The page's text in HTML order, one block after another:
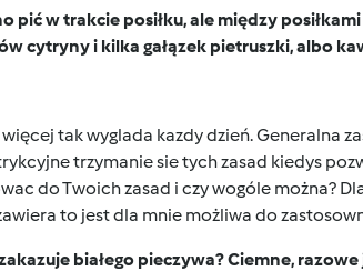
pić w trakcie posiłku, ale między
cytryny i kilka gałązek pietruszki, albo
tak wyglada kazdy dzień. Generalna
trzymanie sie tych zasad kiedys
do Twoich zasad i czy wogóle można?
to jest dla mnie możliwa do
białego pieczywa? Ciemne,